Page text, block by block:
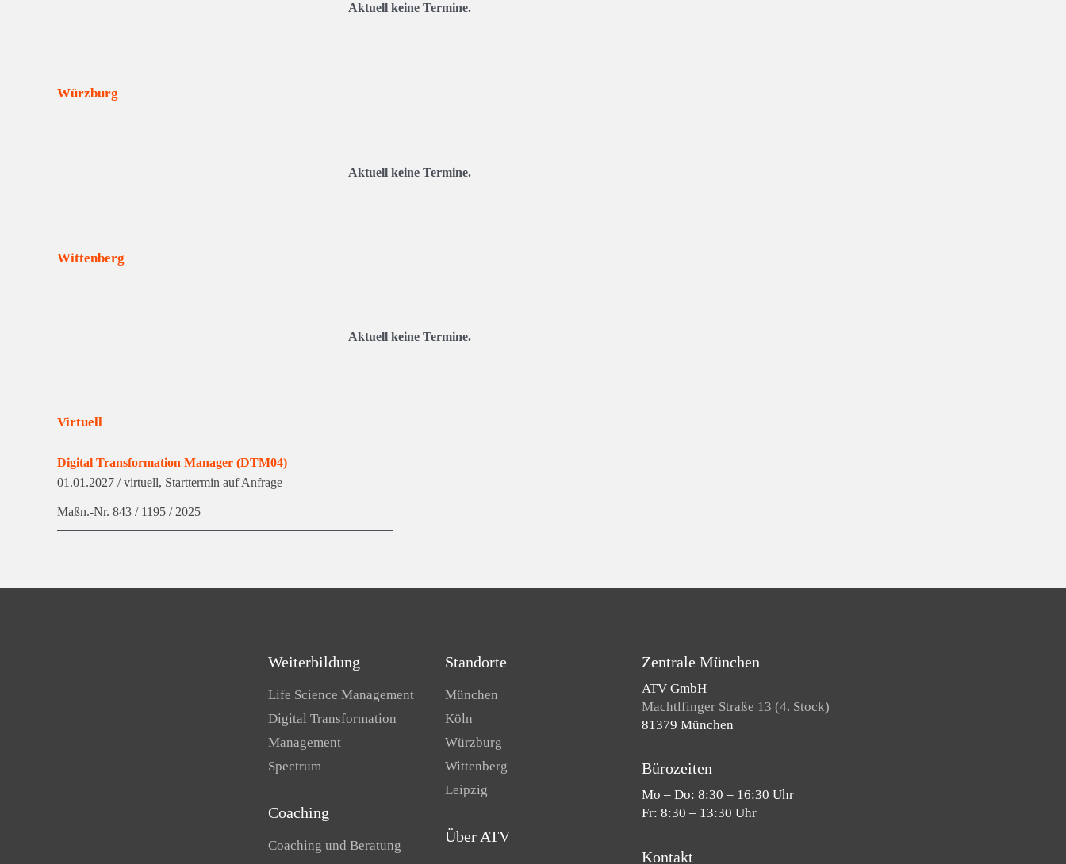
Aktuell keine Termine.
Aktuell keine Termine.
Aktuell keine Termine.
Digital Transformation Manager (DTM04)
01.01.2027/ virtuell, Starttermin auf Anfrage
Maßn.-Nr. 843 / 1195 / 2025
Weiterbildung
Life Science Management
Digital Transformation
Management
Spectrum
Coaching
Coaching und Beratung
Standorte
München
Köln
Würzburg
Wittenberg
Leipzig
Über ATV
Zentrale München
ATV GmbH
Machtlfinger Straße 13 (4. Stock)
81379 München
Bürozeiten
Mo – Do: 8:30 – 16:30 Uhr
Fr: 8:30 – 13:30 Uhr
Kontakt